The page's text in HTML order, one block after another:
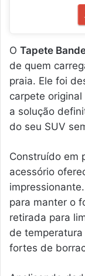
O Tapete
de quem
praia. Ele foi
carpete
a solução
do seu SUV
Construído em
acessório
para manter o
retirada para
de
fortes de